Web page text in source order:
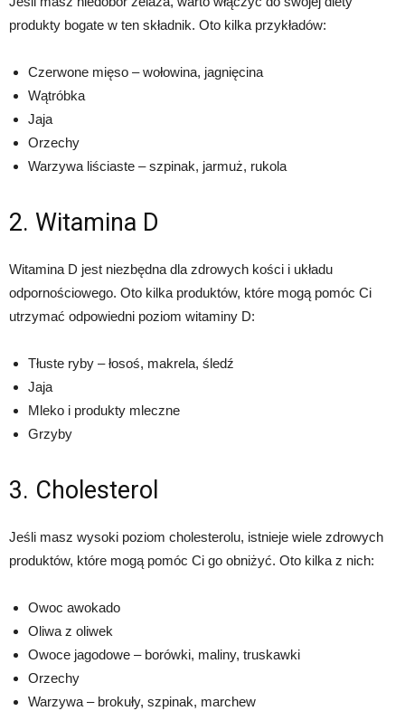
produkty bogate w ten składnik. Oto kilka przykładów:
Czerwone mięso – wołowina, jagnięcina
Wątróbka
Jaja
Orzechy
Warzywa liściaste – szpinak, jarmuż, rukola
2. Witamina D
Witamina D jest niezbędna dla zdrowych kości i układu
odpornościowego. Oto kilka produktów, które mogą pomóc Ci
utrzymać odpowiedni poziom witaminy D:
Tłuste ryby – łosoś, makrela, śledź
Jaja
Mleko i produkty mleczne
Grzyby
3. Cholesterol
Jeśli masz wysoki poziom cholesterolu, istnieje wiele zdrowych
produktów, które mogą pomóc Ci go obniżyć. Oto kilka z nich:
Owoc awokado
Oliwa z oliwek
Owoce jagodowe – borówki, maliny, truskawki
Orzechy
Warzywa – brokuły, szpinak, marchew